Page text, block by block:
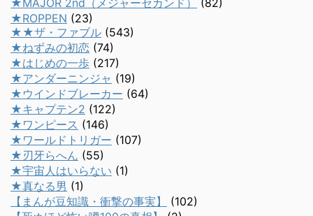
★MAJOR 2nd（メジャーセカンド）
(82)
★ROPPEN (23)
★★ザ・ファブル (543)
★ねずみの初恋 (74)
★はじめの一歩 (217)
★アンダーニンジャ (19)
★ウインドブレーカー (64)
★キャプテン2 (122)
★ワンピース (146)
★ワールドトリガー (107)
★刃牙らへん (55)
★宇宙人はいらない (1)
★真なる男 (1)
【まんが豆知識・衝撃の事実】
(102)